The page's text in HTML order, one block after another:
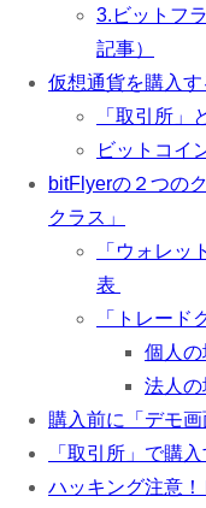
3.ビットフ
記事）
仮想通貨を購入
「取引所」
ビットコイ
bitFlyerの２つの
クラス」
「ウォレッ
表
「トレード
個人の
法人の
購入前に「デモ
「取引所」で購
ハッキング注意